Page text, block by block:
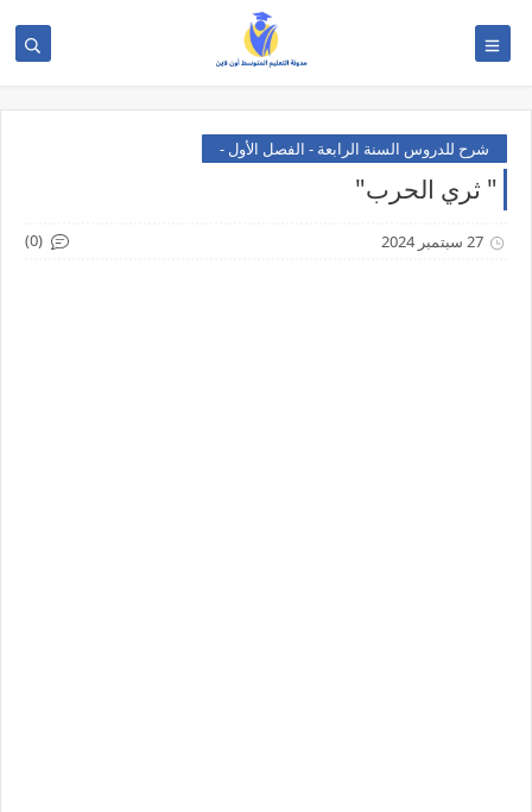
شرح للدروس السنة الرابعة - الفصل الأول -
" ثري الحرب"
27 سبتمبر 2024 (0)